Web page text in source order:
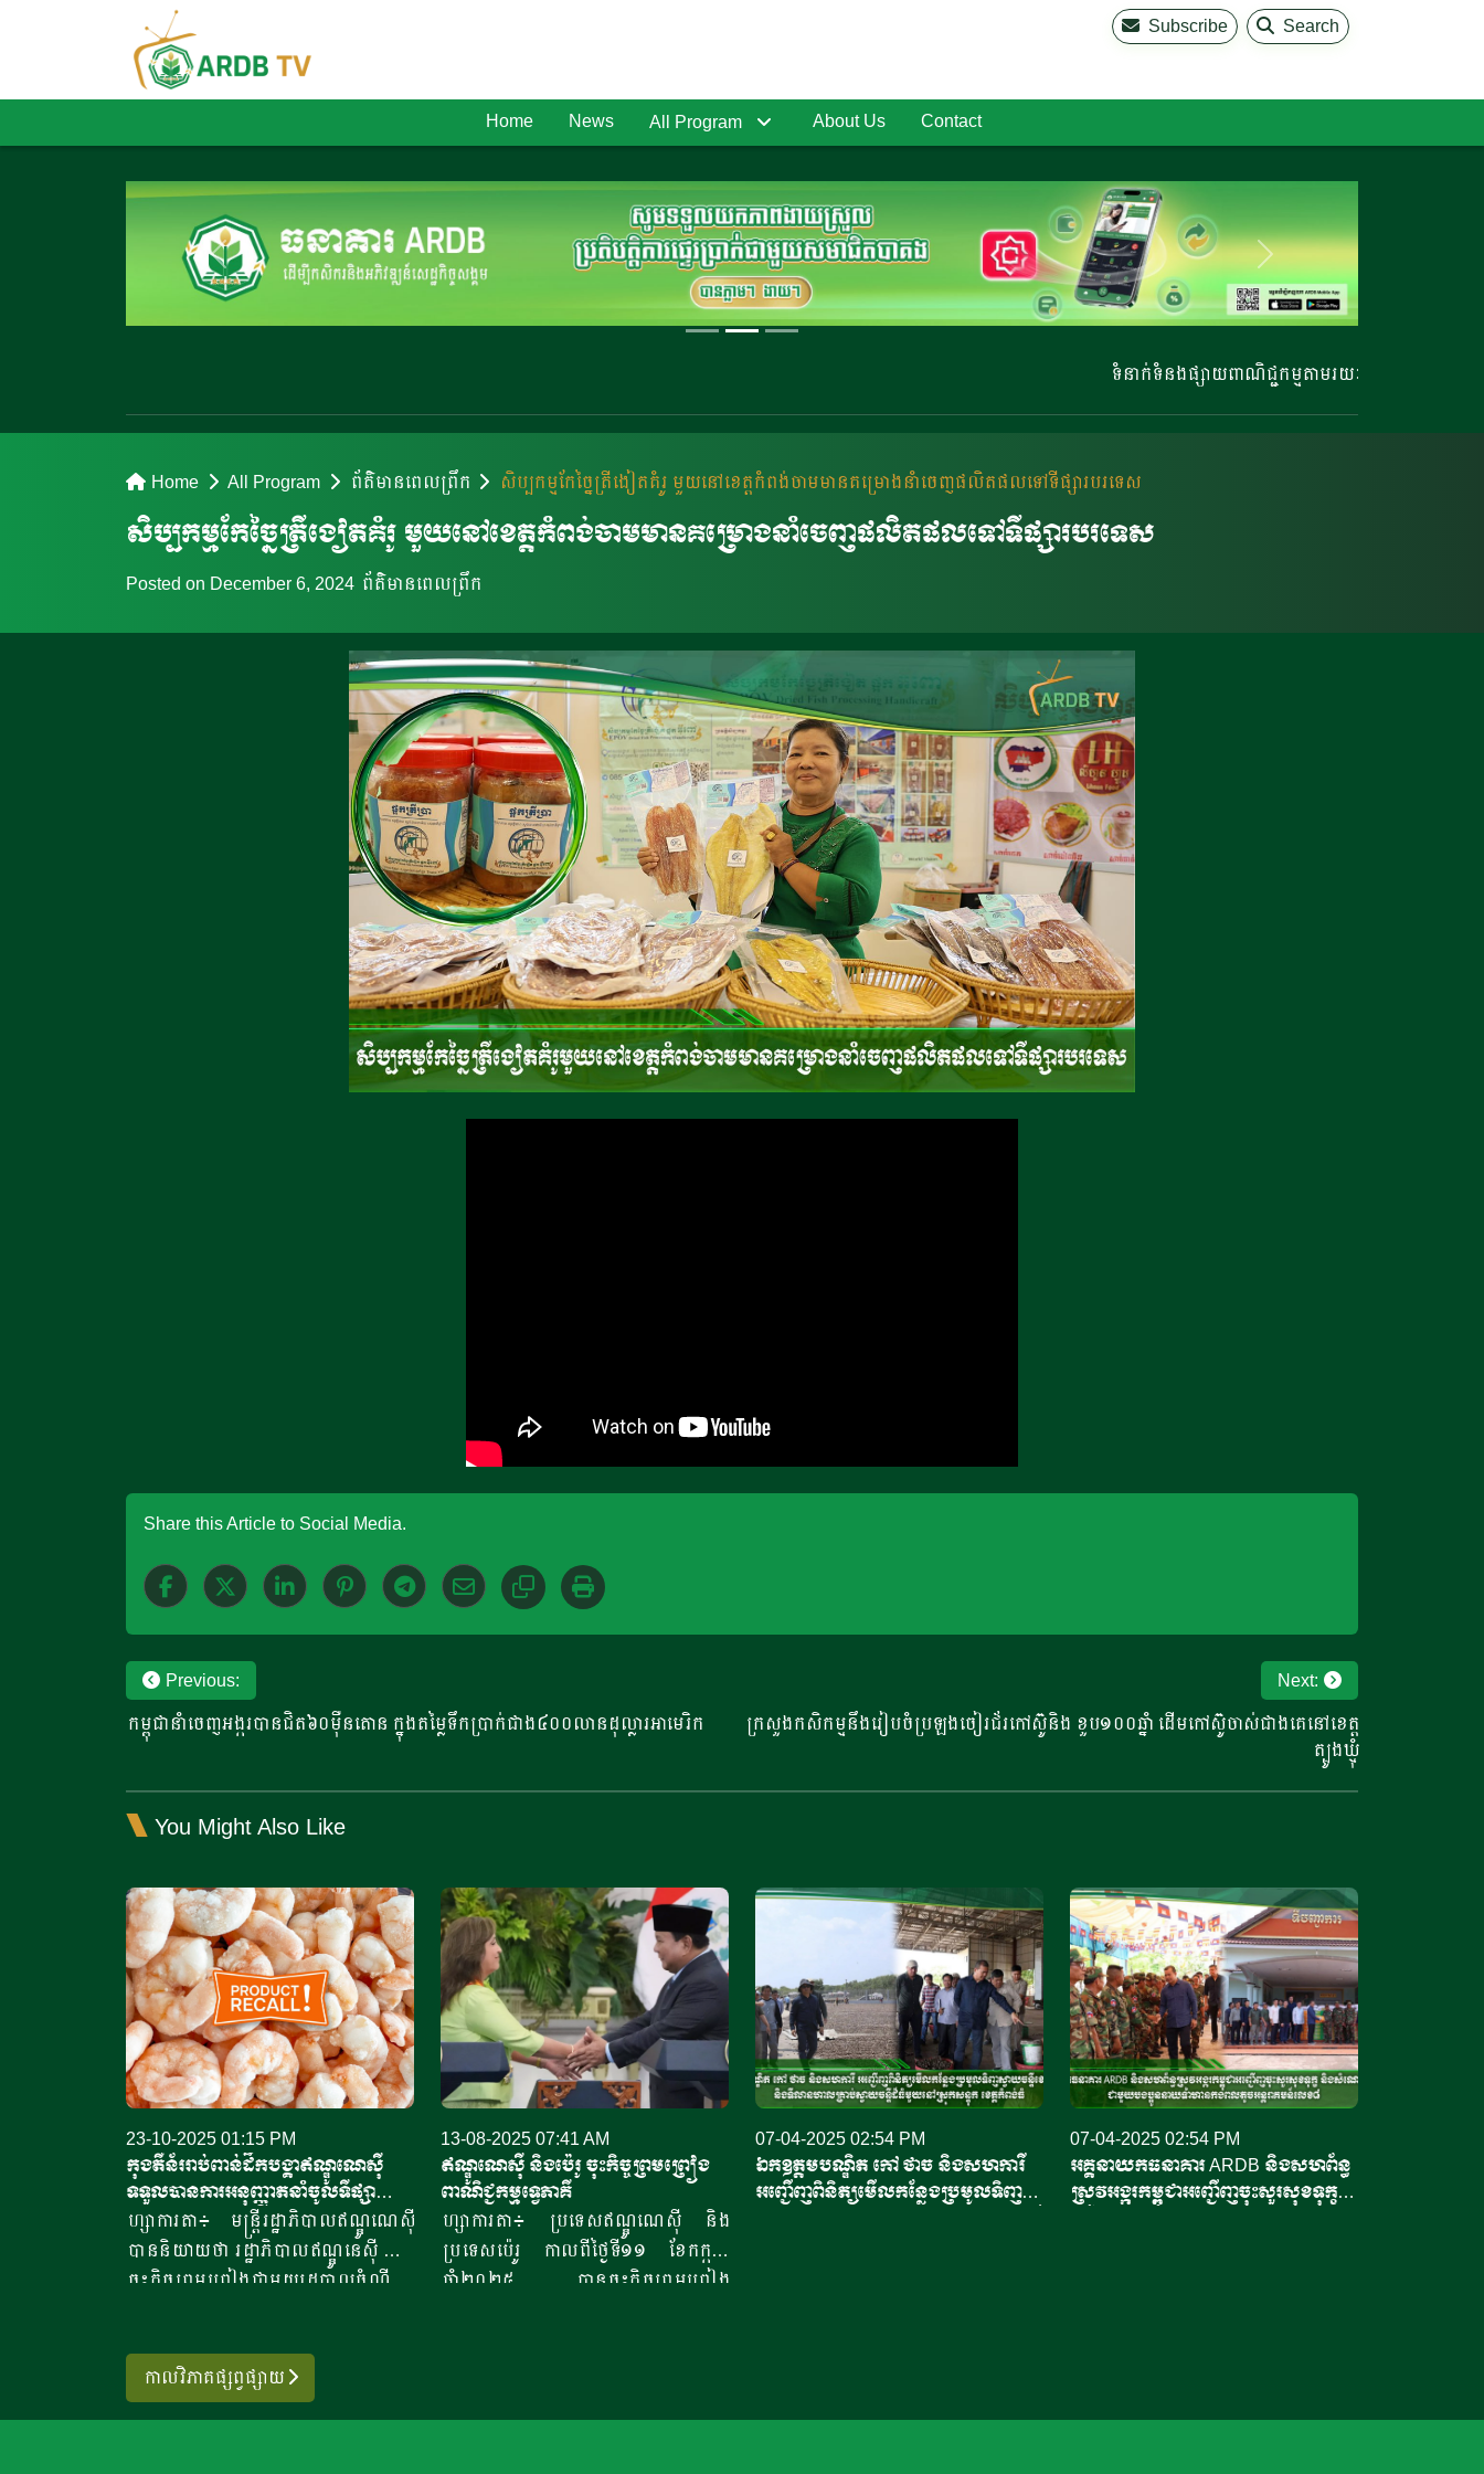
Subscribe Search
Home News All Program About Us Contact
ទំនាក់ទំនងផ្សាយពាណិជ្ជកម្មតាមរយៈ 023 220 810 | 023
Home All Program ព័ត៌មានពេលព្រឹក សិប្បកម្មកែច្នៃត្រីងៀតគំរូ មួយនៅខេត្តកំពង់ចាមមានគម្រោងនាំចេញផលិតផលទៅទីផ្សារបរទេស
សិប្បកម្មកែច្នៃត្រីងៀតគំរូ មួយនៅខេត្តកំពង់ចាមមានគម្រោងនាំចេញផលិតផលទៅទីផ្សារបរទេស
Posted on December 6, 2024 ព័ត៌មានពេលព្រឹក
Share this Article to Social Media.
Post
navigation
Previous:
កម្ពុជានាំចេញអង្ករបានជិត៦០ម៉ឺនតោន ក្នុងតម្លៃទឹកប្រាក់ជាង៤០០លានដុល្លារអាមេរិក
Next:
ក្រសួងកសិកម្មនឹងរៀបចំប្រឡងចៀរជ័រកៅស៊ូនិង ខួប១០០ឆ្នាំ ដើមកៅស៊ូចាស់ជាងគេនៅខេត្ត
ត្បូងឃ្មុំ
You Might Also Like
23-10-2025 01:15 PM
កុងតឺន័ររាប់ពាន់ដឹកបង្គា​ឥណ្ឌូណេស៊ី​
ទទួលបានការអនុញ្ញាតនាំ​ចូល​ទីផ្សា
រអាម៉េរិក
ហ្សាការតា៖ មន្ត្រីរដ្ឋាភិបាលឥណ្ឌូណេស៊ី
បាននិយាយថា រដ្ឋាភិបាលឥណ្ឌូនេស៊ី បាន
ចុះកិច្ចព្រមព្រៀងជាមួយរដ្ឋបាលចំណី
ផលិតផលបង្គាឥណ្ឌូនេស៊ីទៅកាន់សហរដ្ឋ
អាម៉េរិក។ ប្រធានទីភ្នាក់ងារគ្រប់គ្រង និង
13-08-2025 07:41 AM
ឥណ្ឌូណេស៊ី និងប៉េរូ ចុះកិច្ចព្រមព្រៀង
ពាណិជ្ជកម្មទ្វេភាគី
ហ្សាការតា៖ ប្រទេសឥណ្ឌូណេស៊ី និង
ប្រទេសប៉េរូ កាលពីថ្ងៃទី១១ ខែកក្កដា
ឆ្នាំ២០២៥ បានចុះកិច្ចព្រមព្រៀង
07-04-2025 02:54 PM
ឯកឧត្តមបណ្ឌិត កៅ ថាច និងសហការី
អញ្ជើញពិនិត្យមើលកន្លែងប្រមូលទិញ
07-04-2025 02:54 PM
អគ្គនាយកធនាគារ ARDB និងសហព័ន្ធ
ស្រូវអង្ករកម្ពុជាអញ្ជើញចុះសួរសុខទុក្ខ
កាលវិភាគផ្សព្វផ្សាយ